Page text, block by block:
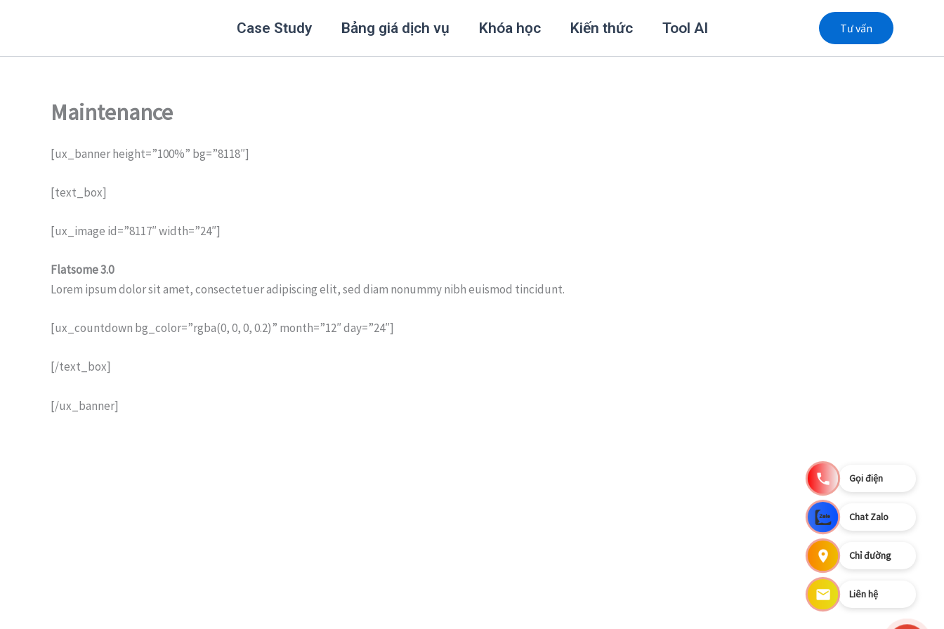
Case Study Bảng giá dịch vụ Khóa học Kiến thức Tool AI Tư vấn
Maintenance
[ux_banner height=”100%” bg=”8118″]
[text_box]
[ux_image id=”8117″ width=”24″]
Flatsome 3.0
Lorem ipsum dolor sit amet, consectetuer adipiscing elit, sed diam nonummy nibh euismod tincidunt.
[ux_countdown bg_color=”rgba(0, 0, 0, 0.2)” month=”12″ day=”24″]
[/text_box]
[/ux_banner]
Gọi điện
Chat Zalo
Chỉ đường
Liên hệ